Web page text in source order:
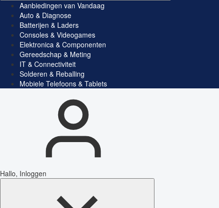
Aanbiedingen van Vandaag
Auto & Diagnose
Batterijen & Laders
Consoles & Videogames
Elektronica & Componenten
Gereedschap & Meting
IT & Connectiviteit
Solderen & Reballing
Mobiele Telefoons & Tablets
Hallo, Inloggen